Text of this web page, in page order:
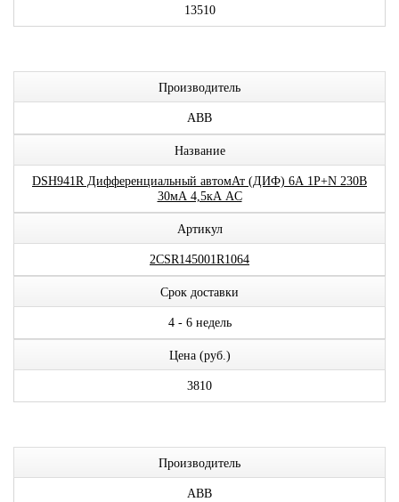
13510
Производитель
ABB
Название
DSH941R Дифференциальный автомАт (ДИФ) 6А 1P+N 230В
30мА 4,5кА AC
Артикул
2CSR145001R1064
Срок доставки
4 - 6 недель
Цена (руб.)
3810
Производитель
ABB